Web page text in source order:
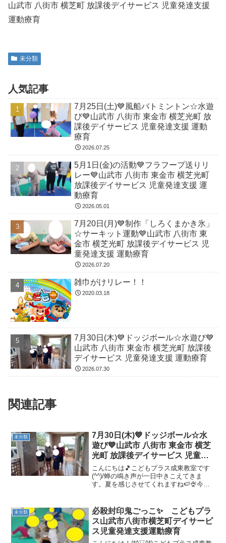
山武市 八街市 横芝町 放課後デイサービス 児童発達支援
運動療育
未分類
人気記事
7月25日(土)💙風船バトミントン☆水遊
び💙山武市 八街市 東金市 横芝光町 放
課後デイサービス 児童発達支援 運動
療育
2026.07.25
5月1日(金)の活動💙フラフープ送りリ
レー💙山武市 八街市 東金市 横芝光町
放課後デイサービス 児童発達支援 運
動療育
2026.05.01
7月20日(月)💙制作「しろくまかき氷」
☆サーキット運動💙山武市 八街市 東
金市 横芝光町 放課後デイサービス 児
童発達支援 運動療育
2026.07.20
雑巾がけリレー！！
2020.03.18
7月30日(木)💙ドッジボール☆水遊び💙
山武市 八街市 東金市 横芝光町 放課後
デイサービス 児童発達支援 運動療育
2026.07.30
関連記事
未分類
7月30日(木)💙ドッジボール☆水
遊び💙山武市 八街市 東金市 横芝
光町 放課後デイサービス 児童発
達支援 運動療育
こんにちは🎵こどもプラス成東教室です
(^^)/蝉の鳴き声が一日中きこえてきま
す。夏を感じさせてくれますね🍉🍨今日
ン飛び交って、すごく熱い戦いが繰り広
げられていました🔥 ...
未分類
必殺封印鬼ごっこ✨ こどもプラ
ス山武市八街市横芝町デイサービ
ス児童発達支援運動療育